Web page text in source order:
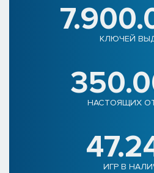
КЛЮЧЕЙ
НАСТОЯЩИХ
ИГР В